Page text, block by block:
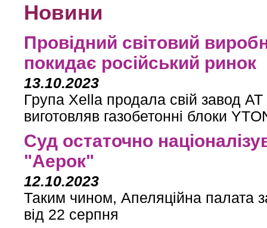
Новини
Провідний світовий
покидає російський ринок
13.10.2023
Група Xella продала свій завод
виготовляв газобетонні блоки
Суд остаточно
"Аерок"
12.10.2023
Таким чином, Апеляційна палата
від 22 серпня